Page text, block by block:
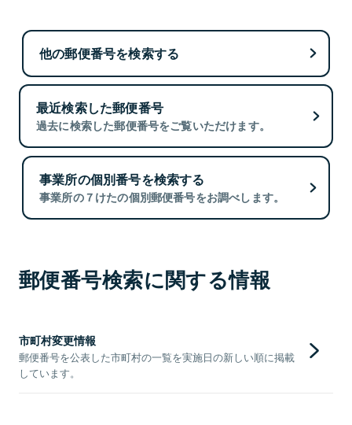
他の郵便番号を検索する
最近検索した郵便番号
過去に検索した郵便番号をご覧いただけます。
事業所の個別番号を検索する
事業所の７けたの個別郵便番号をお調べします。
郵便番号検索に関する情報
市町村変更情報
郵便番号を公表した市町村の一覧を実施日の新しい順に掲載
しています。